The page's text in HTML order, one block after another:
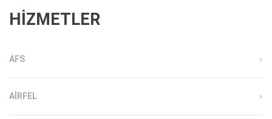
HİZMETLER
AFS
AIRFEL